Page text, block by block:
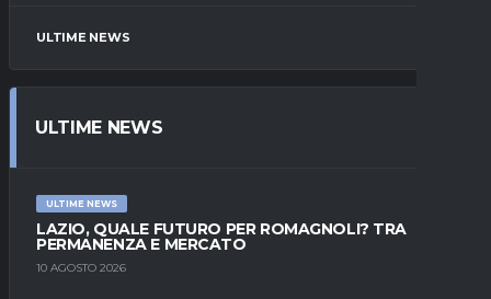
ULTIME NEWS
ULTIME NEWS
ULTIME NEWS
LAZIO, QUALE FUTURO PER ROMAGNOLI? TRA
PERMANENZA E MERCATO
10 AGOSTO 2026